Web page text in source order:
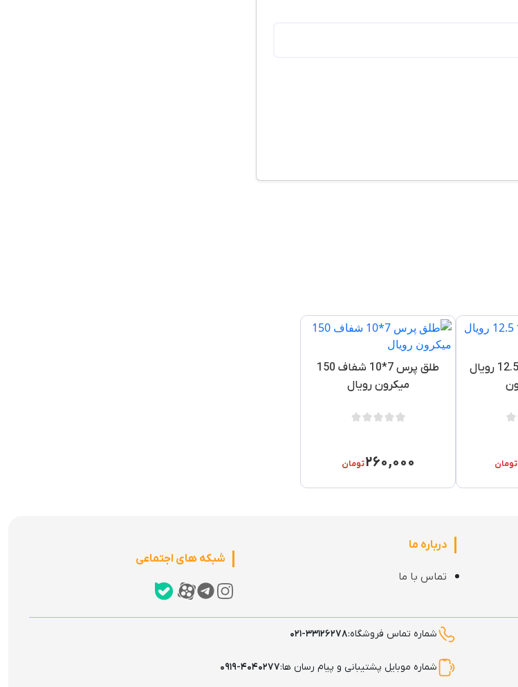
طلق لمینت 9.5 * 12.5 رویال
تومان
طلق پرس 7*10 شفاف 150
میکرون رویال
۲۶۰,۰۰۰تومان
درباره ما
تماس با ما
شبکه های اجتماعی
شماره تماس فروشگاه:۰۲۱-۳۳۱۲۶۲۷۸
شماره موبایل پشتیبانی و پیام رسان ها:۰۹۱۹-۴۰۴۰۲۷۷